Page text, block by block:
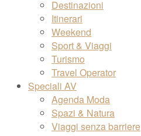
Destinazioni
Itinerari
Weekend
Sport & Viaggi
Turismo
Travel Operator
Speciali AV
Agenda Moda
Spazi & Natura
Viaggi senza barriere